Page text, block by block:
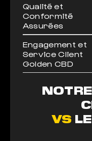
Qualité et
Conformité
Assurées
Engagement et
Service Client
Golden CBD
VS